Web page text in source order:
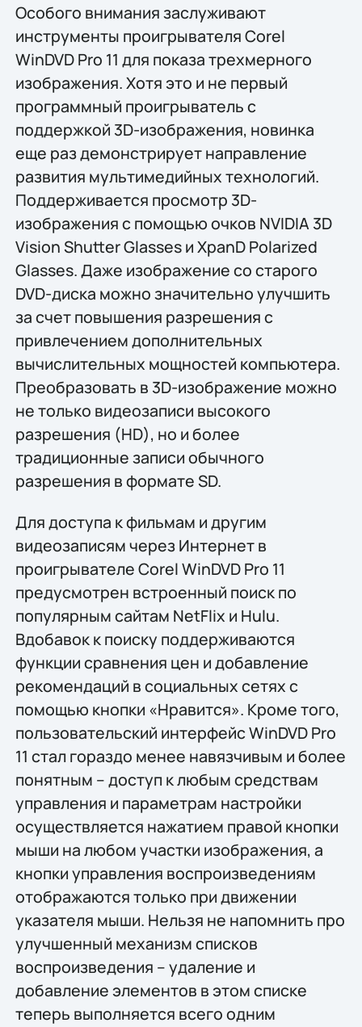
Особого внимания заслуживают
инструменты проигрывателя Corel
WinDVD Pro 11 для показа трехмерного
изображения. Хотя это и не первый
программный проигрыватель с
поддержкой 3D-изображения, новинка
еще раз демонстрирует направление
развития мультимедийных технологий.
Поддерживается просмотр 3D-
изображения с помощью очков NVIDIA 3D
Vision Shutter Glasses и XpanD Polarized
Glasses. Даже изображение со старого
DVD-диска можно значительно улучшить
за счет повышения разрешения с
привлечением дополнительных
вычислительных мощностей компьютера.
Преобразовать в 3D-изображение можно
не только видеозаписи высокого
разрешения (HD), но и более
традиционные записи обычного
разрешения в формате SD.
Для доступа к фильмам и другим
видеозаписям через Интернет в
проигрывателе Corel WinDVD Pro 11
предусмотрен встроенный поиск по
популярным сайтам NetFlix и Hulu.
Вдобавок к поиску поддерживаются
функции сравнения цен и добавление
рекомендаций в социальных сетях с
помощью кнопки «Нравится». Кроме того,
пользовательский интерфейс WinDVD Pro
11 стал гораздо менее навязчивым и более
понятным – доступ к любым средствам
управления и параметрам настройки
осуществляется нажатием правой кнопки
мыши на любом участки изображения, а
кнопки управления воспроизведениям
отображаются только при движении
указателя мыши. Нельзя не напомнить про
улучшенный механизм списков
воспроизведения – удаление и
добавление элементов в этом списке
теперь выполняется всего одним